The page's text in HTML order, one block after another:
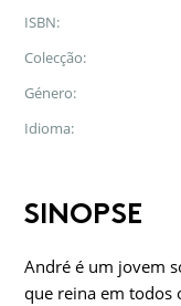
ISBN:
Colecção:
Género:
Idioma:
SINOPSE
André é um jovem
que reina em todos